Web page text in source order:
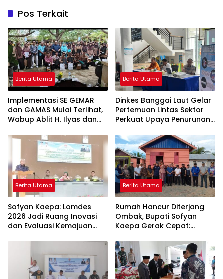
Pos Terkait
Berita Utama
Implementasi SE GEMAR
dan GAMAS Mulai Terlihat,
Wabup Ablit H. Ilyas dan
Kompak Ambil Rapor Anak
Berita Utama
Dinkes Banggai Laut Gelar
Pertemuan Lintas Sektor
Perkuat Upaya Penurunan
Berita Utama
Sofyan Kaepa: Lomdes
2026 Jadi Ruang Inovasi
dan Evaluasi Kemajuan
Berita Utama
Rumah Hancur Diterjang
Ombak, Bupati Sofyan
Kaepa Gerak Cepat:
Diserahkan!